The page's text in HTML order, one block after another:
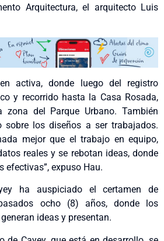
Arquitectura, el arquitecto Luis
activa, donde luego del registro
y recorrido hasta la Casa Rosada,
zona del Parque Urbano. También
sobre los diseños a ser trabajados.
mejor que el trabajo en equipo,
reales y se rebotan ideas, donde
efectivas”, expuso Hau.
ha auspiciado el certamen de
ocho (8) años, donde los
ideas y presentan.